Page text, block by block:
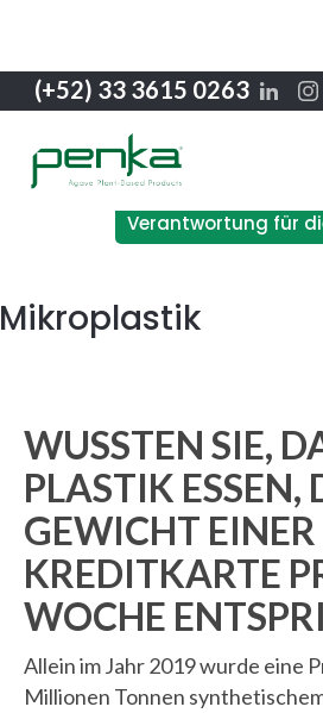
(+52) 33 3615 0263
Verantwortung für
Mikroplastik
WUSSTEN SIE,
PLASTIK ESSEN,
GEWICHT EINER
KREDITKARTE
WOCHE
Allein im Jahr 2019 wurde eine
Millionen Tonnen